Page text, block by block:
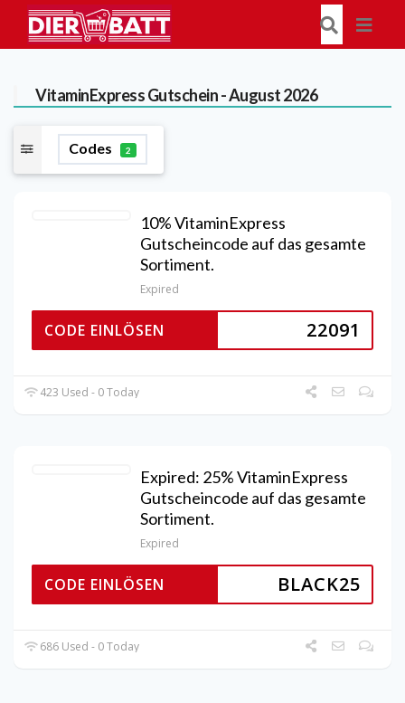
VitaminExpressGutschein - August 2026
Codes 2
10% VitaminExpress
Gutscheincode auf das gesamte
Sortiment.
Expired
22091
CODE EINLÖSEN
423 Used - 0 Today
Expired: 25% VitaminExpress
Gutscheincode auf das gesamte
Sortiment.
Expired
BLACK25
CODE EINLÖSEN
686 Used - 0 Today